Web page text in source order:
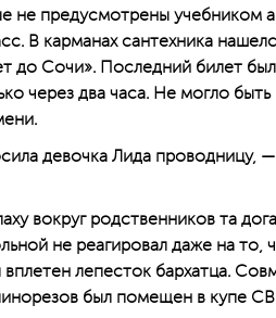
не предусмотрены учебником
В карманах сантехника
до Сочи». Последний билет
через два часа. Не могло
девочка Лида проводницу,
вокруг родственников та
не реагировал даже на то,
вплетен лепесток бархатца.
был помещен в купе СВ